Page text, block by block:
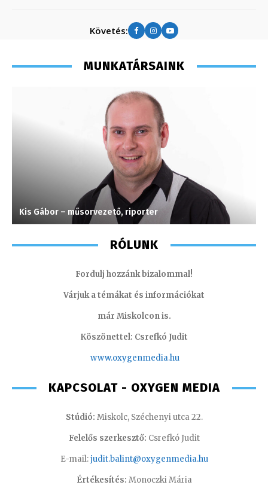
Követés:
MUNKATÁRSAINK
Kis Gábor – műsorvezető, riporter
RÓLUNK
Fordulj hozzánk bizalommal!
Várjuk a témákat és információkat
már Miskolcon is.
Köszönettel: Csrefkó Judit
www.oxygenmedia.hu
KAPCSOLAT - OXYGEN MEDIA
Stúdió: Miskolc, Széchenyi utca 22.
Felelős szerkesztő: Csrefkó Judit
E-mail:judit.balint@oxygenmedia.hu
Értékesítés: Monoczki Mária